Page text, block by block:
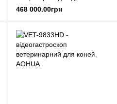
тварин, AOHUA
468 000.00грн